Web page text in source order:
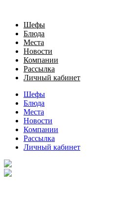
Шефы
Блюда
Места
Новости
Компании
Рассылка
Личный кабинет
Шефы
Блюда
Места
Новости
Компании
Рассылка
Личный кабинет